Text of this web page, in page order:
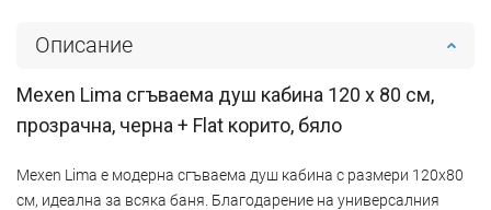
Описание
Mexen Lima сгъваема душ кабина 120 x 80 см,
прозрачна, черна + Flat корито, бяло
Mexen Lima е модерна сгъваема душ кабина с размери 120x80
см, идеална за всяка баня. Благодарение на универсалния